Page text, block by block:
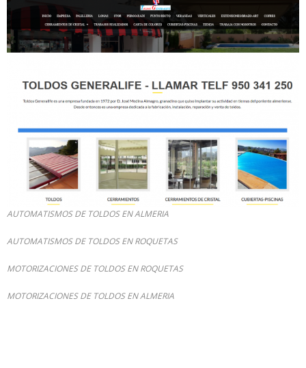
AUTOMATISMOS​ DE TOLDOS EN ALMERIA
AUTOMATISMOS​ DE TOLDOS EN ROQUETAS
MOTORIZACIONES​ DE TOLDOS EN ROQUETAS
MOTORIZACIONES​ DE TOLDOS EN ALMERIA